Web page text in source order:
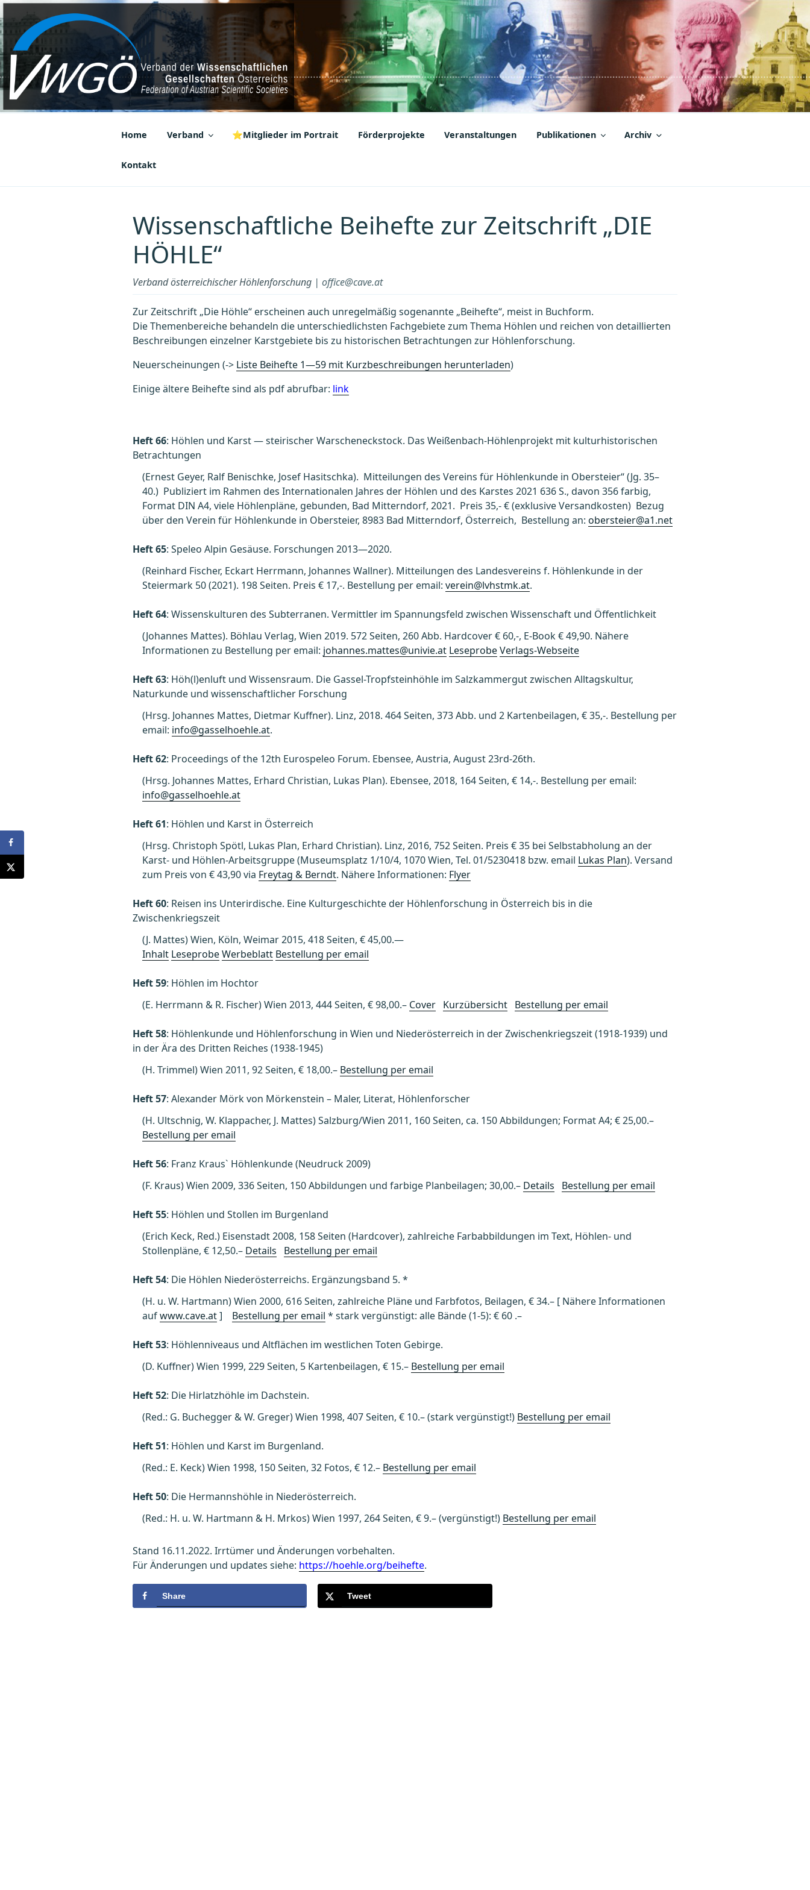
Zum
Inhalt
springen
VWGÖ
Federation of Austrian Scientific Societies
Home Verband ⭐Mitglieder im Portrait Förderprojekte Veranstaltungen Publikationen Archiv
Kontakt
Wissenschaftliche Beihefte zur Zeitschrift „DIE
HÖHLE“
Verband österreichischer Höhlenforschung | office@cave.at
Zur Zeitschrift „Die Höhle“ erscheinen auch unregelmäßig sogenannte „Beihefte“, meist in Buchform.
Die Themenbereiche behandeln die unterschiedlichsten Fachgebiete zum Thema Höhlen und reichen von detaillierten
Beschreibungen einzelner Karstgebiete bis zu historischen Betrachtungen zur Höhlenforschung.
Neuerscheinungen (-> Liste Beihefte 1—59 mit Kurzbeschreibungen herunterladen)
Einige ältere Beihefte sind als pdf abrufbar: link
Heft 66: Höhlen und Karst — steirischer Warscheneckstock. Das Weißenbach-Höhlenprojekt mit kulturhistorischen
Betrachtungen
(Ernest Geyer, Ralf Benischke, Josef Hasitschka). Mitteilungen des Vereins für Höhlenkunde in Obersteier“ (Jg. 35–
40.) Publiziert im Rahmen des Internationalen Jahres der Höhlen und des Karstes 2021 636 S., davon 356 farbig,
Format DIN A4, viele Höhlenpläne, gebunden, Bad Mitterndorf, 2021. Preis 35,- € (exklusive Versandkosten) Bezug
über den Verein für Höhlenkunde in Obersteier, 8983 Bad Mitterndorf, Österreich, Bestellung an:obersteier@a1.net
Heft 65: Speleo Alpin Gesäuse. Forschungen 2013—2020.
(Reinhard Fischer, Eckart Herrmann, Johannes Wallner). Mitteilungen des Landesvereins f. Höhlenkunde in der
Steiermark 50 (2021). 198 Seiten. Preis € 17,-. Bestellung per email:verein@lvhstmk.at.
Heft 64: Wissenskulturen des ­Subterranen. Vermittler im Spannungsfeld zwischen Wissenschaft und Öffentlichkeit
(Johannes Mattes). Böhlau Verlag, Wien 2019. 572 Seiten, 260 Abb. Hardcover € 60,-, E-Book € 49,90. Nähere
Informationen zu Bestellung per email: johannes.mattes@univie.at LeseprobeVerlags-Webseite
Heft 63: Höh(l)enluft und Wissensraum. Die Gassel-Tropfsteinhöhle im Salzkammergut zwischen Alltagskultur,
Naturkunde und wissenschaftlicher Forschung
(Hrsg. Johannes Mattes, Dietmar Kuffner). Linz, 2018. 464 Seiten, 373 Abb. und 2 Kartenbeilagen, € 35,-. Bestellung per
email: info@gasselhoehle.at.
Heft 62: Proceedings of the 12th Eurospeleo Forum. Ebensee, Austria, August 23rd-26th.
(Hrsg. Johannes Mattes, Erhard Christian, Lukas Plan). Ebensee, 2018, 164 Seiten, € 14,-. Bestellung per email:
info@gasselhoehle.at
Heft 61: Höhlen und Karst in Österreich
(Hrsg. Christoph Spötl, Lukas Plan, Erhard Christian). Linz, 2016, 752 Seiten. Preis € 35 bei Selbstabholung an der
Karst- und Höhlen-Arbeitsgruppe (Museumsplatz 1/10/4, 1070 Wien, Tel. 01/5230418 bzw. email Lukas Plan). Versand
zum Preis von € 43,90 via Freytag & Berndt. Nähere Informationen: Flyer
Heft 60: Reisen ins Unterirdische. Eine Kulturgeschichte der Höhlenforschung in Österreich bis in die
Zwischenkriegszeit
(J. Mattes) Wien, Köln, Weimar 2015, 418 Seiten, € 45,00.—
Inhalt LeseprobeWerbeblatt Bestellung per email
Heft 59: Höhlen im Hochtor
(E. Herrmann & R. Fischer) Wien 2013, 444 Seiten, € 98,00.– Cover Kurzübersicht Bestellung per email
Heft 58: Höhlenkunde und Höhlenforschung in Wien und Niederösterreich in der Zwischenkriegszeit (1918-1939) und
in der Ära des Dritten Reiches (1938-1945)
(H. Trimmel) Wien 2011, 92 Seiten, € 18,00.– Bestellung per email
Heft 57: Alexander Mörk von Mörkenstein – Maler, Literat, Höhlenforscher
(H. Ultschnig, W. Klappacher, J. Mattes) Salzburg/Wien 2011, 160 Seiten, ca. 150 Abbildungen; Format A4; € 25,00.–
Bestellung per email
Heft 56: Franz Kraus` Höhlenkunde (Neudruck 2009)
(F. Kraus) Wien 2009, 336 Seiten, 150 Abbildungen und farbige Planbeilagen; 30,00.– Details Bestellung per email
Heft 55: Höhlen und Stollen im Burgenland
(Erich Keck, Red.) Eisenstadt 2008, 158 Seiten (Hardcover), zahlreiche Farbabbildungen im Text, Höhlen- und
Stollenpläne, € 12,50.– Details Bestellung per email
Heft 54: Die Höhlen Niederösterreichs. Ergänzungsband 5. *
(H. u. W. Hartmann) Wien 2000, 616 Seiten, zahlreiche Pläne und Farbfotos, Beilagen, € 34.– [ Nähere Informationen
aufwww.cave.at] Bestellung per email * stark vergünstigt: alle Bände (1-5): € 60 .–
Heft 53: Höhlenniveaus und Altflächen im westlichen Toten Gebirge.
(D. Kuffner) Wien 1999, 229 Seiten, 5 Kartenbeilagen, € 15.– Bestellung per email
Heft 52: Die Hirlatzhöhle im Dachstein.
(Red.: G. Buchegger & W. Greger) Wien 1998, 407 Seiten, € 10.– (stark vergünstigt!) Bestellung per email
Heft 51: Höhlen und Karst im Burgenland.
(Red.: E. Keck) Wien 1998, 150 Seiten, 32 Fotos, € 12.– Bestellung per email
Heft 50: Die Hermannshöhle in Niederösterreich.
(Red.: H. u. W. Hartmann & H. Mrkos) Wien 1997, 264 Seiten, € 9.– (vergünstigt!) Bestellung per email
Stand 16.11.2022. Irrtümer und Änderungen vorbehalten.
Für Änderungen und updates siehe: https://hoehle.org/beihefte.
Share Tweet